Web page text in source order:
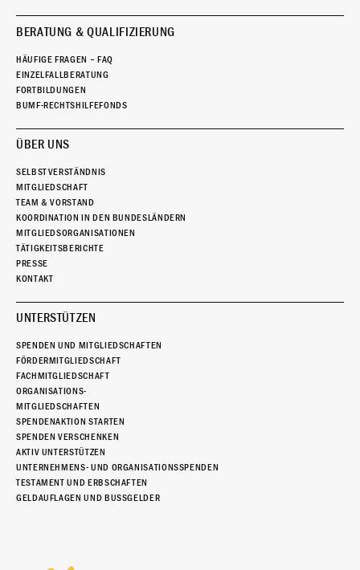
BERATUNG & QUALIFIZIERUNG
HÄUFIGE FRAGEN – FAQ
EINZELFALLBERATUNG
FORTBILDUNGEN
BUMF-RECHTSHILFEFONDS
ÜBER UNS
SELBSTVERSTÄNDNIS
MITGLIEDSCHAFT
TEAM & VORSTAND
KOORDINATION IN DEN BUNDESLÄNDERN
MITGLIEDSORGANISATIONEN
TÄTIGKEITSBERICHTE
PRESSE
KONTAKT
UNTERSTÜTZEN
SPENDEN UND MITGLIEDSCHAFTEN
FÖRDERMITGLIEDSCHAFT
FACHMITGLIEDSCHAFT
ORGANISATIONS-
MITGLIEDSCHAFTEN
SPENDENAKTION STARTEN
SPENDEN VERSCHENKEN
AKTIV UNTERSTÜTZEN
UNTERNEHMENS- UND ORGANISATIONSSPENDEN
TESTAMENT UND ERBSCHAFTEN
GELDAUFLAGEN UND BUSSGELDER